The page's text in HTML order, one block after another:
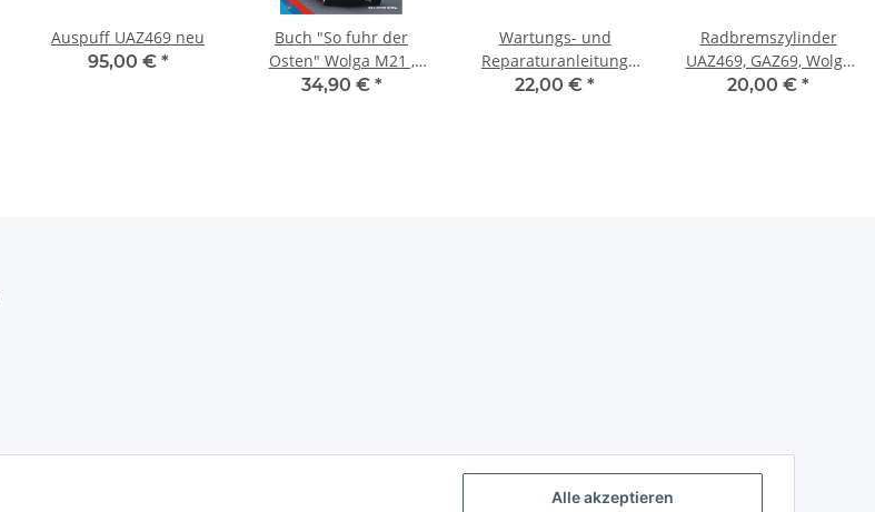
Alle akzeptieren
Auspuff UAZ469 neu
95,00 € *
Buch "So fuhr der
Osten" Wolga M21 ,
UAZ, GAZ, Lada GAZ66,
34,90 € *
Wartungs- und
Reparaturanleitung
UAZ469B.
22,00 € *
Radbremszylinder
UAZ469, GAZ69, Wolga
21.
20,00 € *